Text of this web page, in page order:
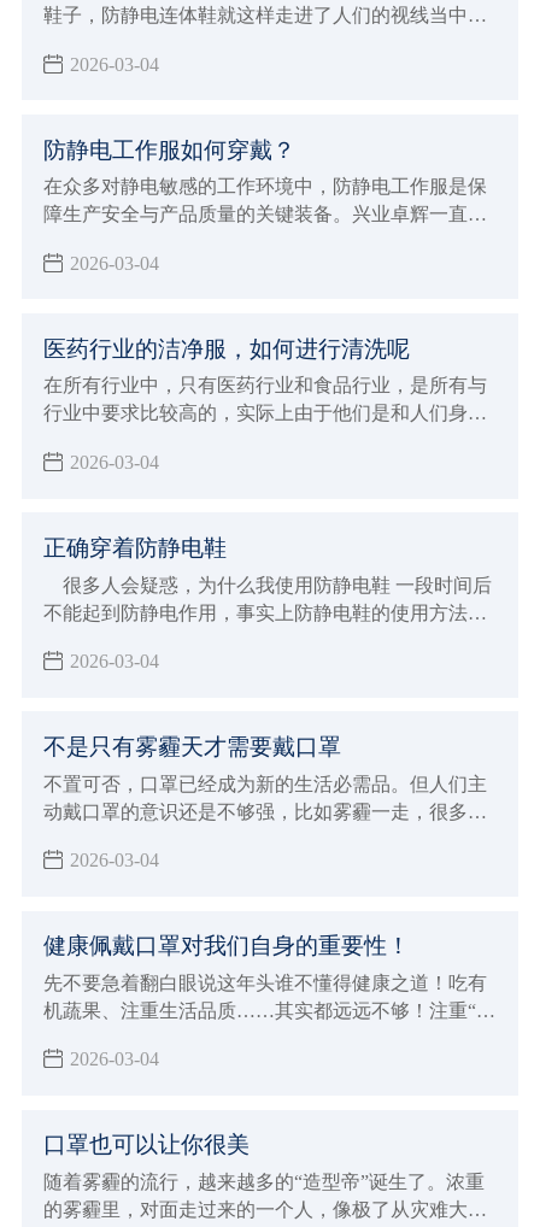
鞋子，防静电连体鞋就这样走进了人们的视线当中，
以自然希望它能够有较长的使用寿命，那么如何才能
2026-03-04
防静电工作服如何穿戴？
在众多对静电敏感的工作环境中，防静电工作服是保
障生产安全与产品质量的关键装备。兴业卓辉一直致
家详细介绍防静电工作服的正确穿戴方法及其重要意
2026-03-04
医药行业的洁净服，如何进行清洗呢
在所有行业中，只有医药行业和食品行业，是所有与
行业中要求比较高的，实际上由于他们是和人们身体
的洁净度上有如此高的要求，今天，小编和大家了解
2026-03-04
正确穿着防静电鞋
很多人会疑惑，为什么我使用防静电鞋 一段时间后
不能起到防静电作用，事实上防静电鞋的使用方法很
如何正确使用呢？
2026-03-04
不是只有雾霾天才需要戴口罩
不置可否，口罩已经成为新的生活必需品。但人们主
动戴口罩的意识还是不够强，比如雾霾一走，很多人
一些场合需要我们戴好口罩，保护自己。
2026-03-04
健康佩戴口罩对我们自身的重要性！
先不要急着翻白眼说这年头谁不懂得健康之道！吃有
机蔬果、注重生活品质……其实都远远不够！注重“内
知道，不是躲在屋里不出来就能躲过雾霾这一劫的。
2026-03-04
口罩也可以让你很美
随着雾霾的流行，越来越多的“造型帝”诞生了。浓重
的雾霾里，对面走过来的一个人，像极了从灾难大片